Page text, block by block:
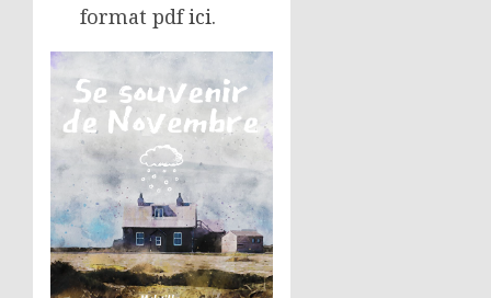
format pdfici.